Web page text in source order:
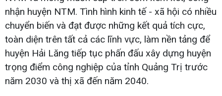
nhận huyện NTM. Tình hình kinh tế - xã hội có nhiều
chuyển biến và đạt được những kết quả tích cực,
toàn diện trên tất cả các lĩnh vực, làm nền tảng để
huyện Hải Lăng tiếp tục phấn đấu xây dựng huyện
trọng điểm công nghiệp của tỉnh Quảng Trị trước
năm 2030 và thị xã đến năm 2040.